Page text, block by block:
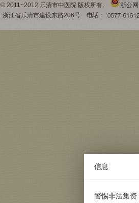
2011~2012 乐清市中医院 版权所有.
浙公
浙江省乐清市建设东路206号 电话：
信息
警惕非法集